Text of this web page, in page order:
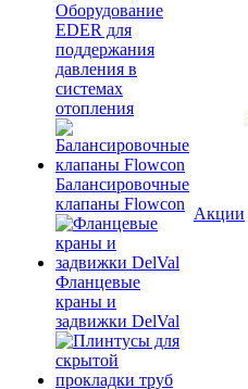
Оборудование
EDER для
поддержания
давления в
системах
отопления
Балансировочные
клапаны Flowcon
Фланцевые
краны и
задвижки DelVal
Акции